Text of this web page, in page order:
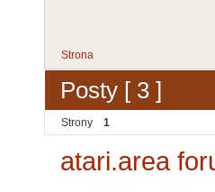
Strona
Posty [ 3 ]
Strony 1
atari.area